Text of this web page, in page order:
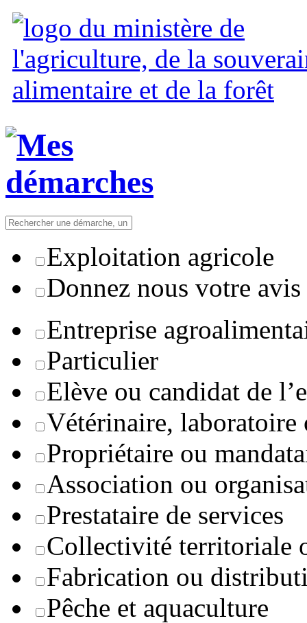
Exploitation agricole
Donnez nous votre avis
Entreprise
Particulier
Elève ou candidat de
Vétérinaire, laboratoire
Propriétaire ou
Association ou
Prestataire de services
Collectivité territoriale
Fabrication ou
Pêche et aquaculture